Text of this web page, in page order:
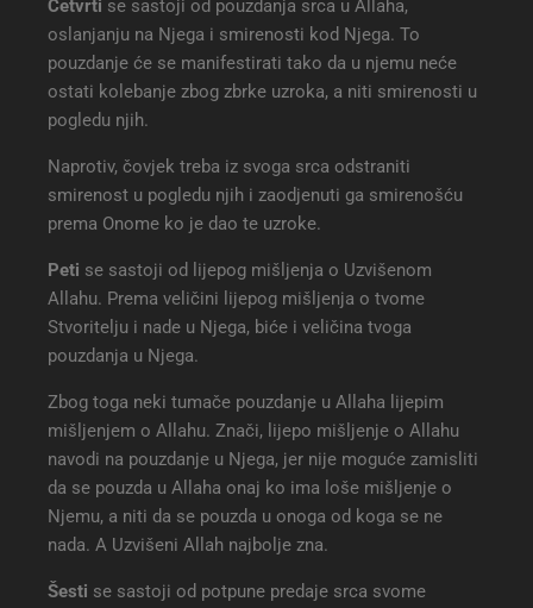
Četvrti se sastoji od pouzdanja srca u Allaha,
oslanjanju na Njega i smirenosti kod Njega. To
pouzdanje će se manifestirati tako da u njemu neće
ostati kolebanje zbog zbrke uzroka, a niti smirenosti u
pogledu njih.
Naprotiv, čovjek treba iz svoga srca odstraniti
smirenost u pogledu njih i zaodjenuti ga smirenošću
prema Onome ko je dao te uzroke.
Peti se sastoji od lijepog mišljenja o Uzvišenom
Allahu. Prema veličini lijepog mišljenja o tvome
Stvoritelju i nade u Njega, biće i veličina tvoga
pouzdanja u Njega.
Zbog toga neki tumače pouzdanje u Allaha lijepim
mišljenjem o Allahu. Znači, lijepo mišljenje o Allahu
navodi na pouzdanje u Njega, jer nije moguće zamisliti
da se pouzda u Allaha onaj ko ima loše mišljenje o
Njemu, a niti da se pouzda u onoga od koga se ne
nada. A Uzvišeni Allah najbolje zna.
Šesti se sastoji od potpune predaje srca svome